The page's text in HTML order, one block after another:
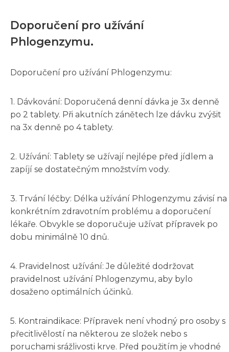
Doporučení pro užívání
Phlogenzymu.
Doporučení pro užívání Phlogenzymu:
1. Dávkování: Doporučená denní dávka je 3x denně
po 2 tablety. Při akutních zánětech lze dávku zvýšit
na 3x denně po 4 tablety.
2. Užívání: Tablety se užívají nejlépe před jídlem a
zapíjí se dostatečným množstvím vody.
3. Trvání léčby: Délka užívání Phlogenzymu závisí na
konkrétním zdravotním problému a doporučení
lékaře. Obvykle se doporučuje užívat přípravek po
dobu minimálně 10 dnů.
4. Pravidelnost užívání: Je důležité dodržovat
pravidelnost užívání Phlogenzymu, aby bylo
dosaženo optimálních účinků.
5. Kontraindikace: Přípravek není vhodný pro osoby s
přecitlivělostí na některou ze složek nebo s
poruchami srážlivosti krve. Před použitím je vhodné